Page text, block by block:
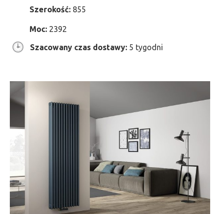
Szerokość: 855
Moc: 2392
Szacowany czas dostawy: 5 tygodni